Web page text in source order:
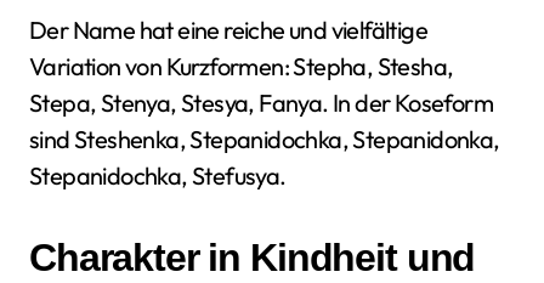
Der Name hat eine reiche und vielfältige
Variation von Kurzformen: Stepha, Stesha,
Stepa, Stenya, Stesya, Fanya. In der Koseform
sind Steshenka, Stepanidochka, Stepanidonka,
Stepanidochka, Stefusya.
Charakter in Kindheit und